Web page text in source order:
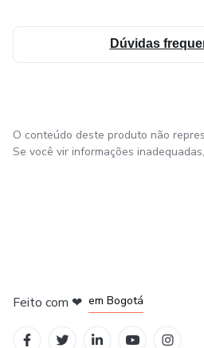
Dúvidas
O conteúdo deste produto não
Se você vir informações inadequadas,
Feito com ❤ em Bogotá